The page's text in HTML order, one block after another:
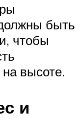
быть
чтобы
высоте.
и